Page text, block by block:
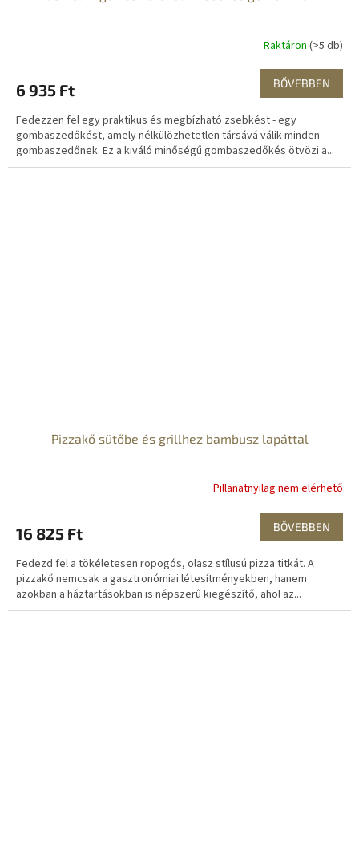
Raktáron (>5 db)
6 935 Ft BŐVEBBEN
Fedezzen fel egy praktikus és megbízható zsebkést - egy
gombaszedőkést, amely nélkülözhetetlen társává válik minden
gombaszedőnek. Ez a kiváló minőségű gombaszedőkés ötvözi a...
Pizzakő sütőbe és grillhez bambusz lapáttal
Pillanatnyilag nem elérhető
16 825 Ft BŐVEBBEN
Fedezd fel a tökéletesen ropogós, olasz stílusú pizza titkát. A
pizzakő nemcsak a gasztronómiai létesítményekben, hanem
azokban a háztartásokban is népszerű kiegészítő, ahol az...